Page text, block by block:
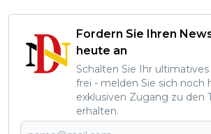
Fordern Sie Ihren
heute an
Schalten Sie Ihr
frei - melden Sie sich noch
exklusiven Zugang zu den
erhalten.